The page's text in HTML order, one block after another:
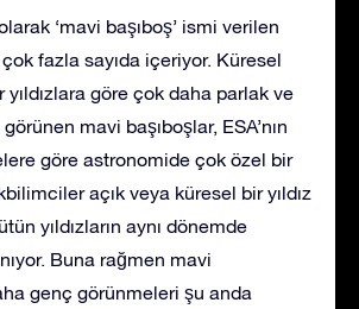
‘mavi başıboş’ ismi verilen
çok fazla sayıda içeriyor. Küresel
göre çok daha parlak ve
mavi başıboşlar, ESA’nın
göre astronomide çok özel bir
açık veya küresel bir yıldız
yıldızların aynı dönemde
Buna rağmen mavi
genç görünmeleri şu anda